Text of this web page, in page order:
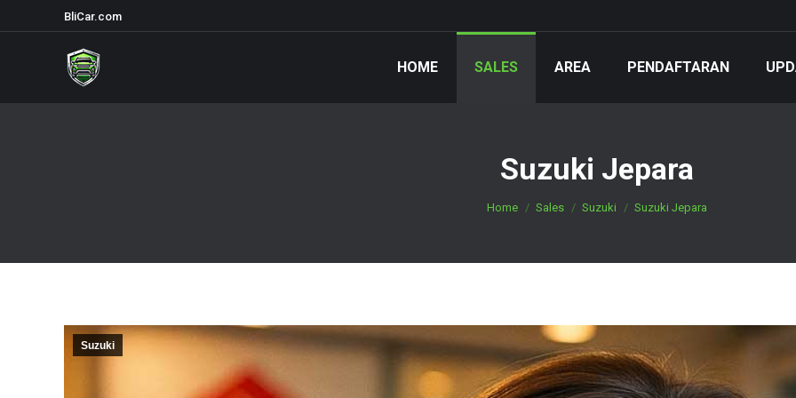
BliCar.com
HOME SALES AREA PENDAFTARAN
Suzuki Jepara
You are here:
Home Sales Suzuki Suzuki Jepara
Suzuki